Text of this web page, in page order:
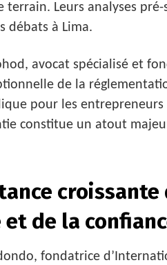
terrain. Leurs analyses
débats à Lima.
avocat spécialisé et
de la
pour les
constitue un atout
et de la
fondatrice